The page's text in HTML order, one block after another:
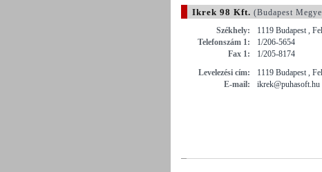
Ikrek 98 Kft. (Budapest
Székhely:
1119 Budapest ,
Telefonszám 1:
1/206-5654
Fax 1:
1/205-8174
Levelezési cím:
1119 Budapest ,
E-mail:
ikrek@puhasoft.hu